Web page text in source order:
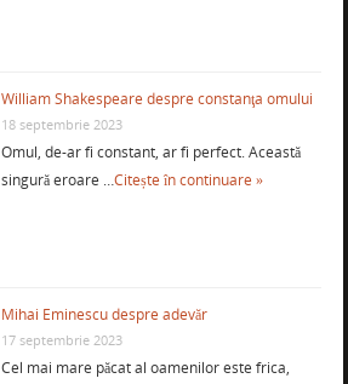
William Shakespeare despre constanţa omului
18 septembrie 2023
Omul, de-ar fi constant, ar fi perfect. Această
singură eroare …Citește în continuare »
Mihai Eminescu despre adevăr
17 septembrie 2023
Cel mai mare păcat al oamenilor este frica,